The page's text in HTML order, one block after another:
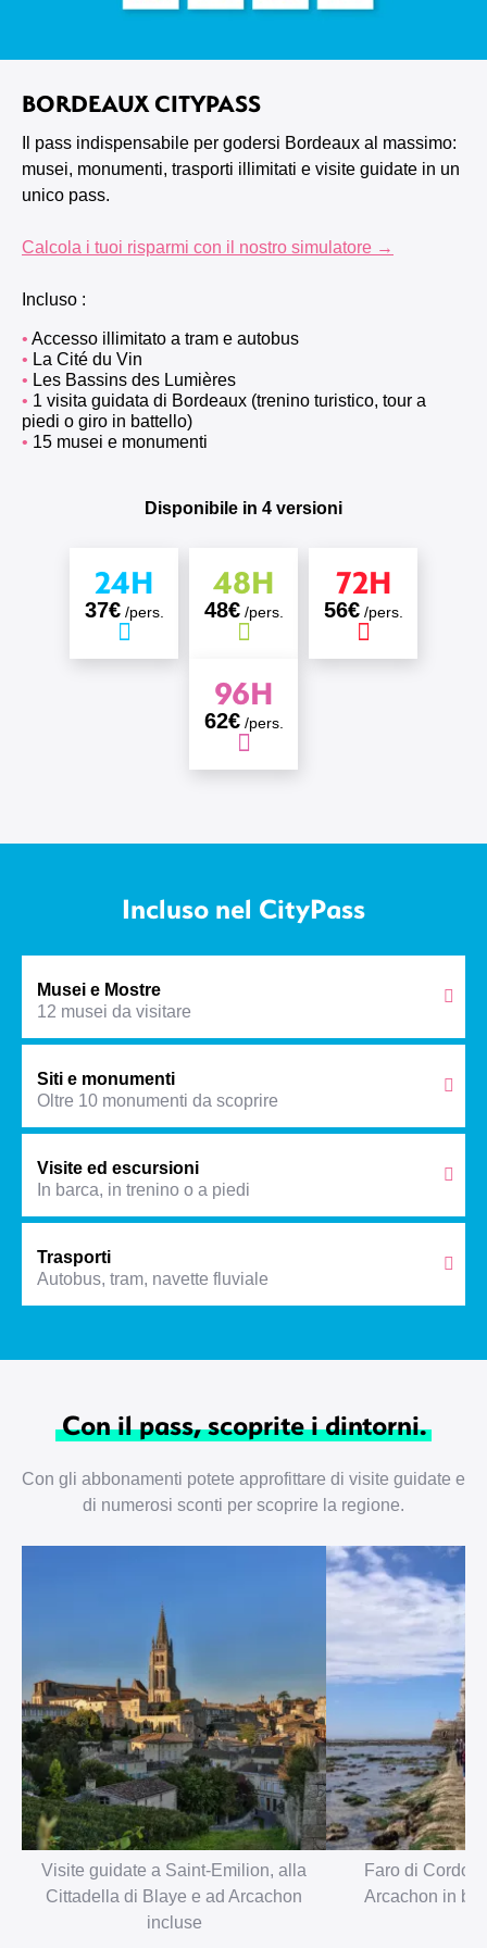
BORDEAUX CITYPASS
Il pass indispensabile per godersi Bordeaux al massimo:
musei, monumenti, trasporti illimitati e visite guidate in un
unico pass.
Calcola i tuoi risparmi con il nostro simulatore →
Incluso :
Accesso illimitato a tram e autobus
La Cité du Vin
Les Bassins des Lumières
1 visita guidata di Bordeaux (trenino turistico, tour a
piedi o giro in battello)
15 musei e monumenti
Disponibile in 4 versioni
24H
37€/pers.
48H
48€/pers.
72H
56€/pers.
96H
62€/pers.
Incluso nel CityPass
Musei e Mostre
12 musei da visitare
Siti e monumenti
Oltre 10 monumenti da scoprire
Visite ed escursioni
In barca, in trenino o a piedi
Trasporti
Autobus, tram, navette fluviale
Con il pass, scoprite i dintorni.
Con gli abbonamenti potete approfittare di visite guidate e
di numerosi sconti per scoprire la regione.
Visite guidate a Saint-Emilion, alla
Cittadella di Blaye e ad Arcachon
incluse
Faro di
Arcachon in